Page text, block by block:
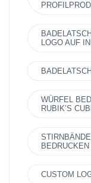
LOGO AUF
WÜRFEL
RUBIK’S
BEDRUCKEN
CUSTOM